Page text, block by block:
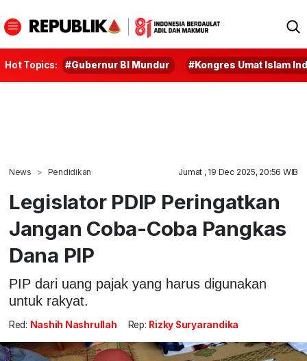
Hot Topics: #Gubernur BI Mundur #Kongres Umat Islam
News Pendidikan Jumat , 19 Dec 2025, 20:56 WIB
Legislator PDIP Peringatkan
Jangan Coba-Coba Pangkas
Dana PIP
PIP dari uang pajak yang harus digunakan
untuk rakyat.
Red: Nashih Nashrullah Rep: Rizky Suryarandika